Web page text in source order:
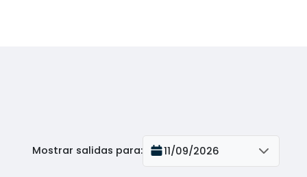
Mostrar salidas para: 11/09/2026